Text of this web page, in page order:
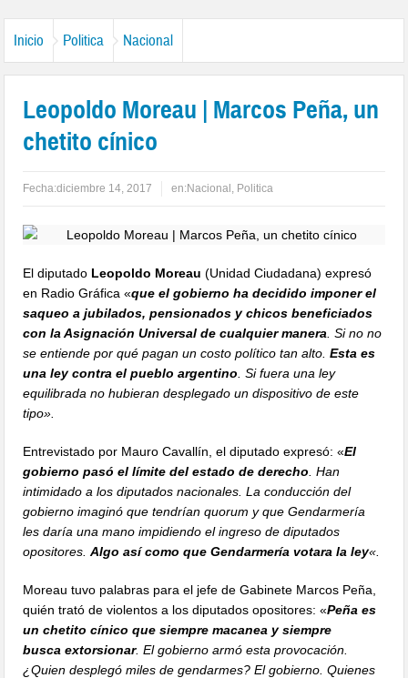
Inicio Politica Nacional
Leopoldo Moreau | Marcos Peña, un
chetito cínico
Fecha:diciembre 14, 2017 en:Nacional , Politica
El diputado Leopoldo Moreau (Unidad Ciudadana) expresó
en Radio Gráfica «que el gobierno ha decidido imponer el
saqueo a jubilados, pensionados y chicos beneficiados
con la Asignación Universal de cualquier manera . Si no no
se entiende por qué pagan un costo político tan alto.Esta es
una ley contra el pueblo argentino . Si fuera una ley
equilibrada no hubieran desplegado un dispositivo de este
tipo».
Entrevistado por Mauro Cavallín, el diputado expresó: «El
gobierno pasó el límite del estado de derecho . Han
intimidado a los diputados nacionales. La conducción del
gobierno imaginó que tendrían quorum y que Gendarmería
les daría una mano impidiendo el ingreso de diputados
opositores.Algo así como que Gendarmería votara la ley«.
Moreau tuvo palabras para el jefe de Gabinete Marcos Peña,
quién trató de violentos a los diputados opositores: «Peña es
un chetito cínico que siempre macanea y siempre
buscaextorsionar. El gobierno armó esta provocación.
¿Quien desplegó miles de gendarmes? El gobierno. Quienes